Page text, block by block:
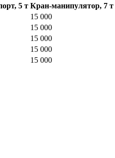
5 т Кран-манипулятор, 7 т
15 000
15 000
15 000
15 000
15 000